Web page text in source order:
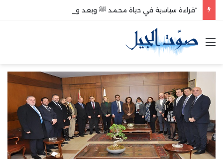
“قراءة سياسية في حياة محمد ﷺ وبعد وفاته”
القائمة